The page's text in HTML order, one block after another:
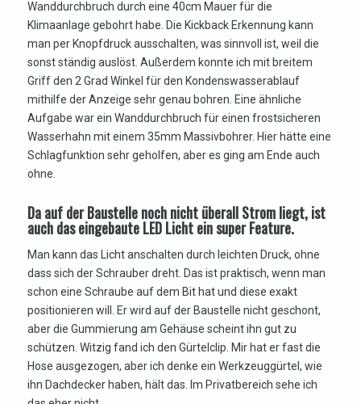
Wanddurchbruch durch eine 40cm Mauer für die
Klimaanlage gebohrt habe. Die Kickback Erkennung kann
man per Knopfdruck ausschalten, was sinnvoll ist, weil die
sonst ständig auslöst. Außerdem konnte ich mit breitem
Griff den 2 Grad Winkel für den Kondenswasserablauf
mithilfe der Anzeige sehr genau bohren. Eine ähnliche
Aufgabe war ein Wanddurchbruch für einen frostsicheren
Wasserhahn mit einem 35mm Massivbohrer. Hier hätte eine
Schlagfunktion sehr geholfen, aber es ging am Ende auch
ohne.
Da auf der Baustelle noch nicht überall Strom liegt, ist
auch das eingebaute LED Licht ein super Feature.
Man kann das Licht anschalten durch leichten Druck, ohne
dass sich der Schrauber dreht. Das ist praktisch, wenn man
schon eine Schraube auf dem Bit hat und diese exakt
positionieren will. Er wird auf der Baustelle nicht geschont,
aber die Gummierung am Gehäuse scheint ihn gut zu
schützen. Witzig fand ich den Gürtelclip. Mir hat er fast die
Hose ausgezogen, aber ich denke ein Werkzeuggürtel, wie
ihn Dachdecker haben, hält das. Im Privatbereich sehe ich